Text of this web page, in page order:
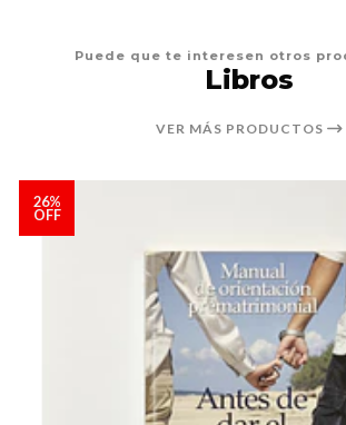
Puede que te interesen otros
Libros
VER MÁS PRODUCTOS
26%
OFF